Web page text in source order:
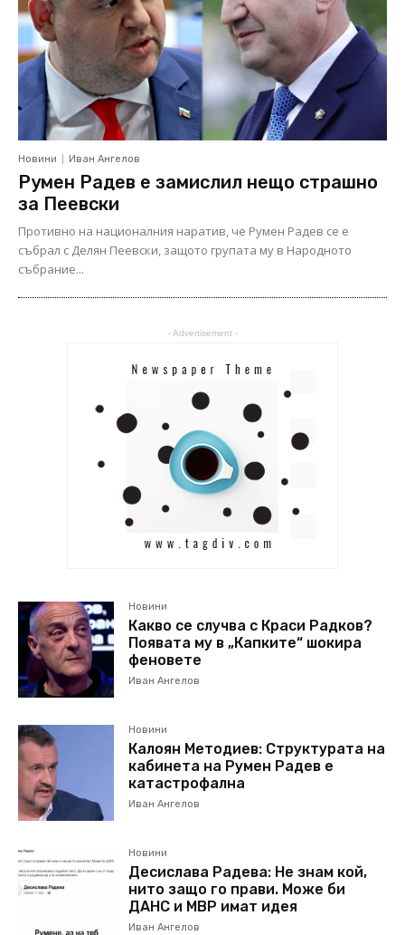
Новини Иван Ангелов
Румен Радев е замислил нещо страшно
за Пеевски
Противно на националния наратив, че Румен Радев се е
събрал с Делян Пеевски, защото групата му в Народното
събрание...
- Advertisement -
Новини
Какво се случва с Краси Радков?
Появата му в „Капките“ шокира
феновете
Иван Ангелов
Новини
Калоян Методиев: Структурата на
кабинета на Румен Радев е
катастрофална
Иван Ангелов
Новини
Десислава Радева: Не знам кой,
нито защо го прави. Може би
ДАНС и МВР имат идея
Иван Ангелов